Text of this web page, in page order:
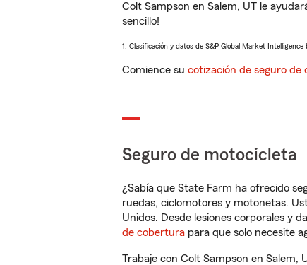
Colt Sampson en Salem, UT le
sencillo!
1. Clasificación y datos de S&P Global Market
Comience su cotización de seguro de
Seguro de motocicleta
¿Sabía que State Farm ha ofrecido
ruedas, ciclomotores y motonetas.
Unidos. Desde lesiones corporales y
de cobertura para que solo necesite
Trabaje con Colt Sampson en Salem,